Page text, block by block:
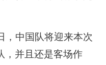
中国队将迎来本次
，并且还是客场作